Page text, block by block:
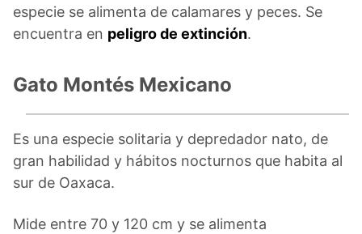
especie se alimenta de calamares y peces. Se
encuentra en peligro de extinción.
Gato Montés Mexicano
Es una especie solitaria y depredador nato, de
gran habilidad y hábitos nocturnos que habita al
sur de Oaxaca.
Mide entre 70 y 120 cm y se alimenta